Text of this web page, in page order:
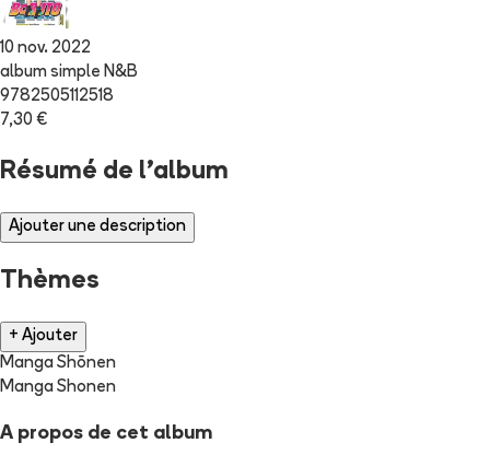
10 nov. 2022
album simple N&B
9782505112518
7,30 €
Résumé de l'album
Ajouter une description
Thèmes
+ Ajouter
Manga Shōnen
Manga Shonen
A propos de cet album